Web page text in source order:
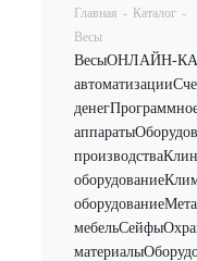
Главная - Каталог -
Весы
ВесыОНЛАЙН-
автоматизации
денег
аппараты
производства
оборудование
оборудование
мебельСейфы
материалы